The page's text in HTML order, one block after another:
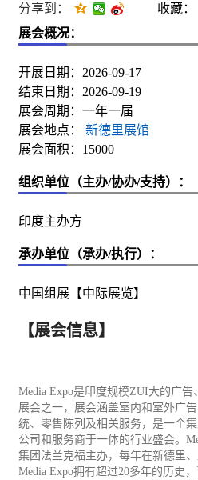
分享到：
收藏：
展会概况：
开展日期：2026-09-17
结束日期：2026-09-19
展会周期：一年一届
展会地点：
新德里展馆
展会面积：15000
组织单位（主办/协办/支持）：
印度主办方
承办单位（承办/执行）：
中国组展【中际展览】
【展会信息】
Media Expo是印度规模ZUI大的广告
展会之一，展会涵盖室内和室外广
统、零售陈列及相关服务，是一个
公司和服务商于一体的行业盛会。
集团法兰克福主办，每年在新德里
Media Expo拥有超过20多年的历史